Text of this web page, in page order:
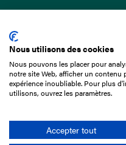
15 Boulevard de
75017 Paris
01 49 10 20 29
Rechercher
Nous utilisons des cookies
Nous pouvons les placer pour
notre site Web, afficher un contenu
expérience inoubliable. Pour plus
utilisons, ouvrez les paramètres.
Accepter tout